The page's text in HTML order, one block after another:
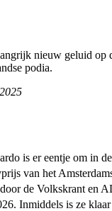
nieuw geluid op
podia.
is er eentje om in
van het
de Volkskrant en
Inmiddels is ze